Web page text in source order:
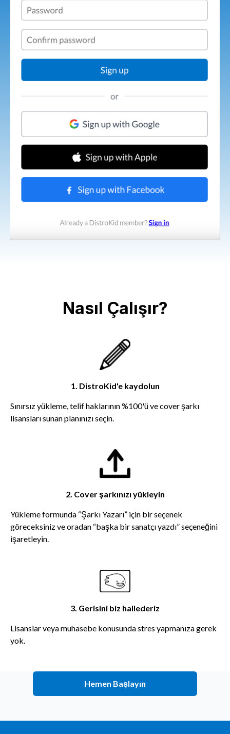
Nasıl Çalışır?
1. DistroKid'e kaydolun
Sınırsız yükleme, telif haklarının %100'ü ve cover şarkı
lisansları sunan planınızı seçin.
2. Cover şarkınızı yükleyin
Yükleme formunda “Şarkı Yazarı” için bir seçenek
göreceksiniz ve oradan “başka bir sanatçı yazdı” seçeneğini
işaretleyin.
3. Gerisini biz hallederiz
Lisanslar veya muhasebe konusunda stres yapmanıza gerek
yok.
Hemen Başlayın